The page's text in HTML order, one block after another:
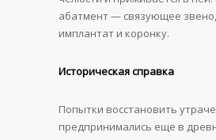
абатмент — связующее
имплантат и коронку.
Историческая справка
Попытки восстановить
предпринимались еще в